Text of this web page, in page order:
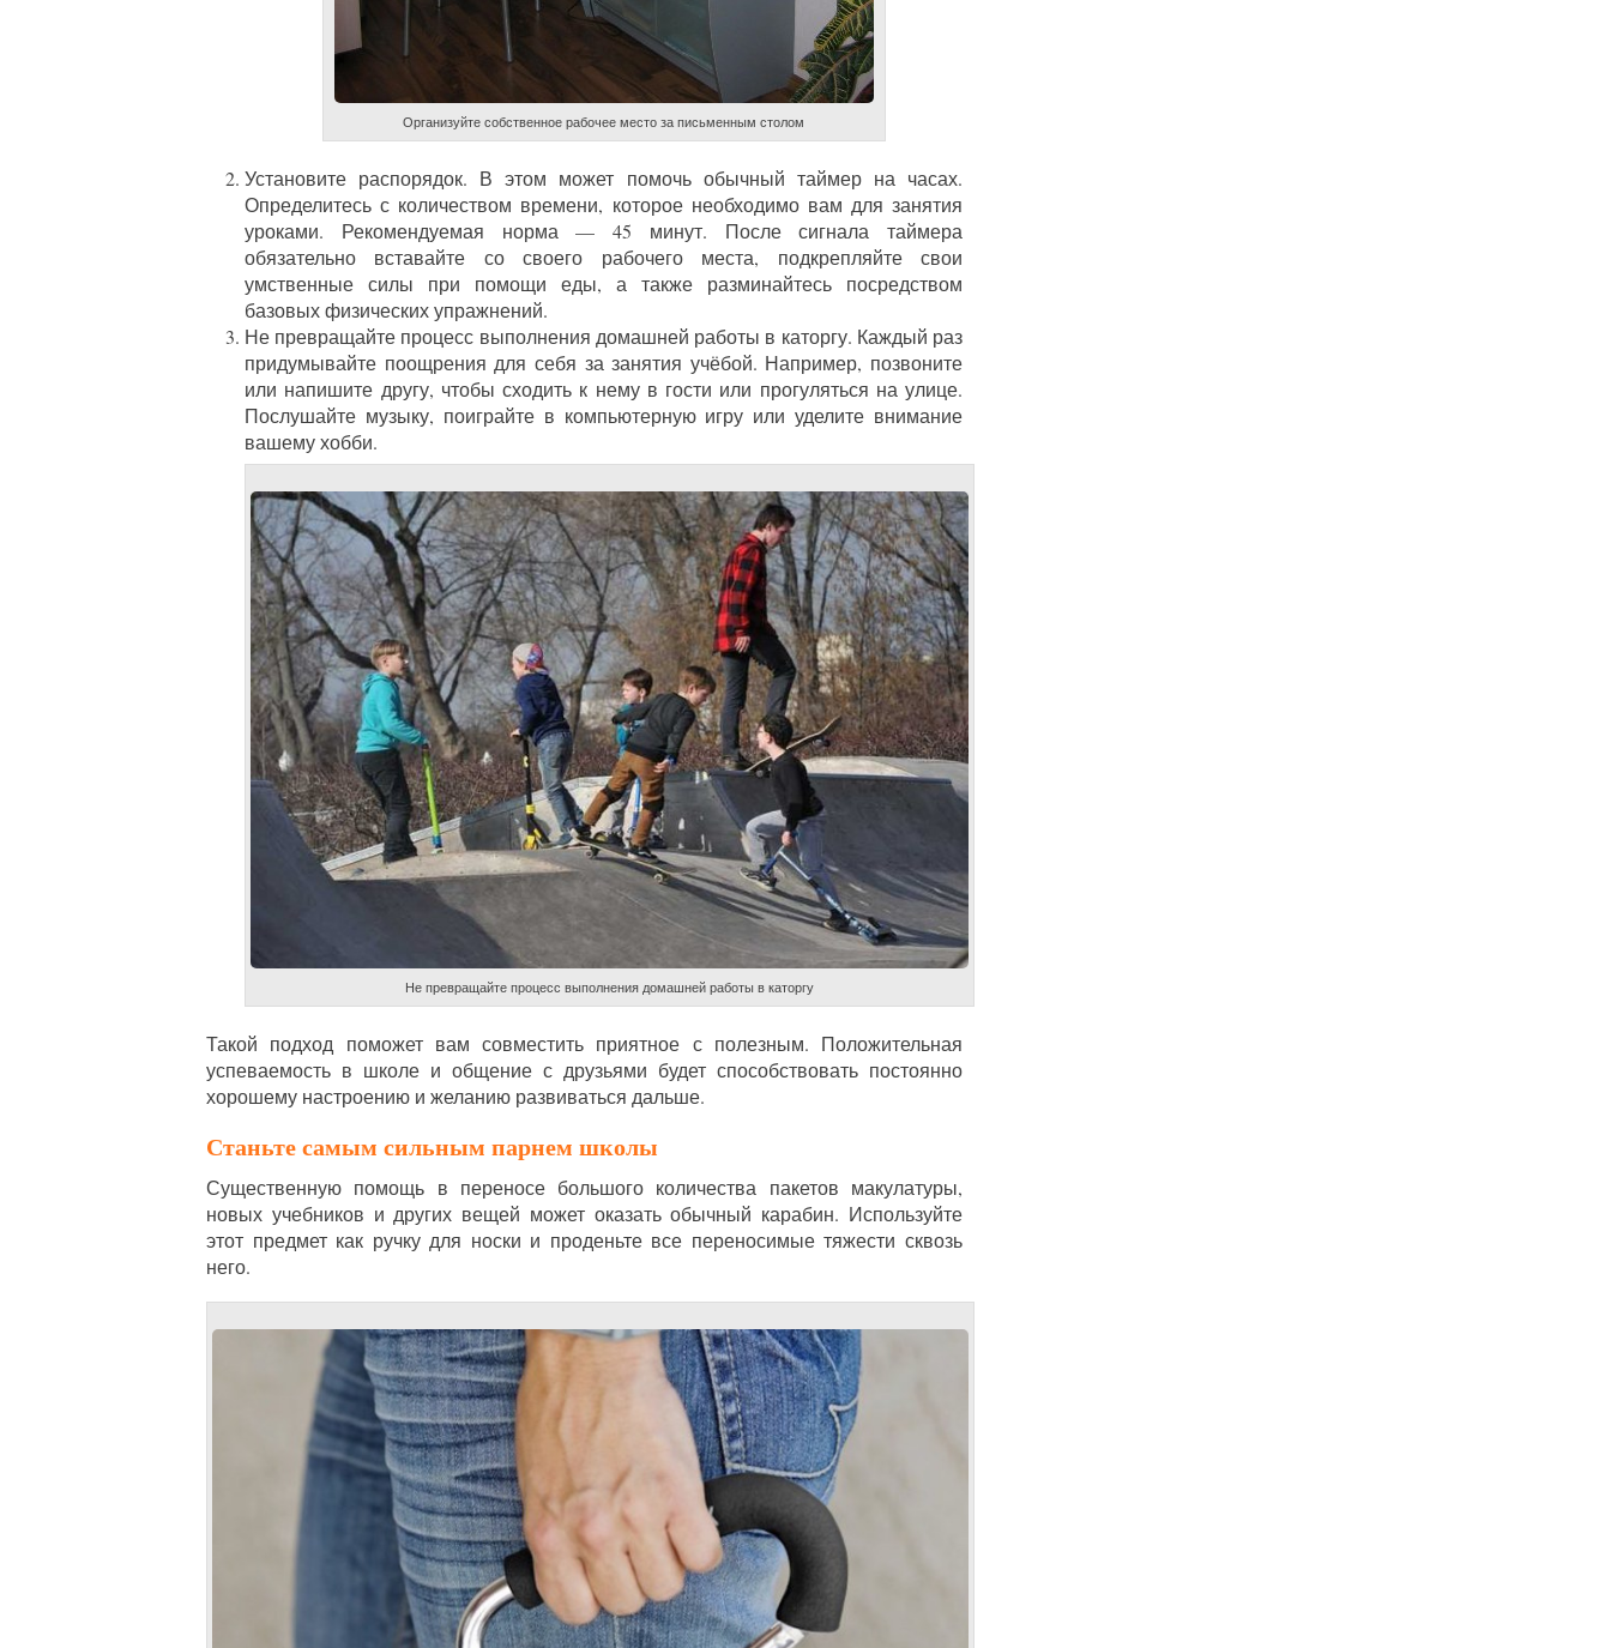
Организуйте собственное рабочее место за письменным столом
Установите распорядок. В этом может помочь обычный таймер на часах.
Определитесь с количеством времени, которое необходимо вам для занятия
уроками. Рекомендуемая норма — 45 минут. После сигнала таймера
обязательно вставайте со своего рабочего места, подкрепляйте свои
умственные силы при помощи еды, а также разминайтесь посредством
базовых физических упражнений.
Не превращайте процесс выполнения домашней работы в каторгу. Каждый раз
придумывайте поощрения для себя за занятия учёбой. Например, позвоните
или напишите другу, чтобы сходить к нему в гости или прогуляться на улице.
Послушайте музыку, поиграйте в компьютерную игру или уделите внимание
вашему хобби.
Не превращайте процесс выполнения домашней работы в каторгу
Такой подход поможет вам совместить приятное с полезным. Положительная
успеваемость в школе и общение с друзьями будет способствовать постоянно
хорошему настроению и желанию развиваться дальше.
Станьте самым сильным парнем школы
Существенную помощь в переносе большого количества пакетов макулатуры,
новых учебников и других вещей может оказать обычный карабин. Используйте
этот предмет как ручку для носки и проденьте все переносимые тяжести сквозь
него.